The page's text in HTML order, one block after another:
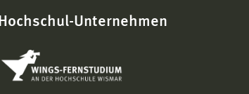
Hochschul-Unternehmen